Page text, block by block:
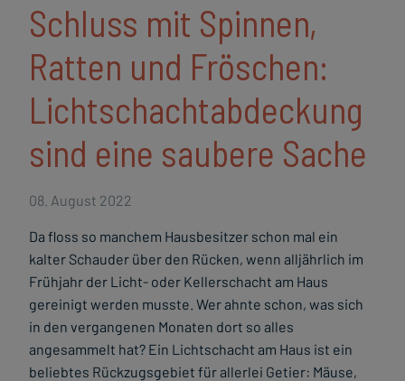
Schluss mit Spinnen,
Ratten und Fröschen:
Lichtschachtabdeckung
sind eine saubere Sache
08. August 2022
Da floss so manchem Hausbesitzer schon mal ein
kalter Schauder über den Rücken, wenn alljährlich im
Frühjahr der Licht- oder Kellerschacht am Haus
gereinigt werden musste. Wer ahnte schon, was sich
in den vergangenen Monaten dort so alles
angesammelt hat? Ein Lichtschacht am Haus ist ein
beliebtes Rückzugsgebiet für allerlei Getier: Mäuse,